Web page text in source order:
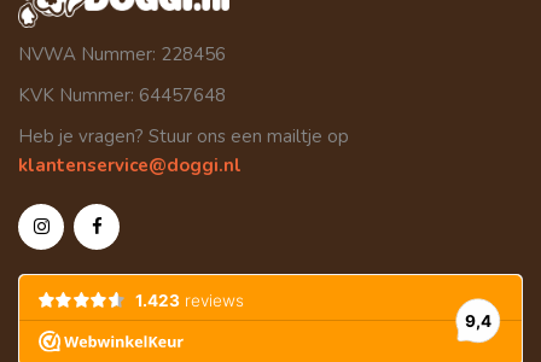
NVWA Nummer: 228456
KVK Nummer: 64457648
Heb je vragen? Stuur ons een mailtje op
klantenservice@doggi.nl